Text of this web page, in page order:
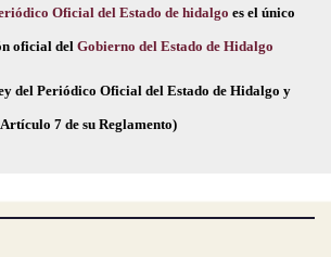
Oficial del Estado de hidalgo es el único
oficial del Gobierno del Estado de Hidalgo
del Periódico Oficial del Estado de Hidalgo y
Artículo 7 de su Reglamento)